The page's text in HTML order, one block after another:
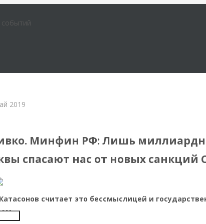
событий
2019
и беседы
Минфин РФ: Лишь
спасают нас от новых
считает это бессмыслицей и